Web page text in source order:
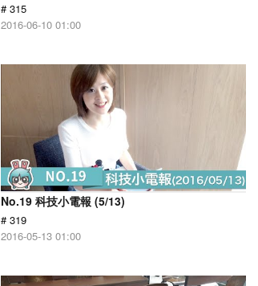
# 315
2016-06-10 01:00
No.19 科技小電報 (5/13)
# 319
2016-05-13 01:00